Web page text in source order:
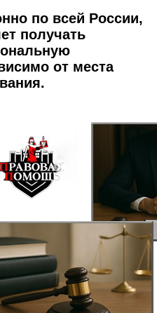
по всей России,
получать
от места